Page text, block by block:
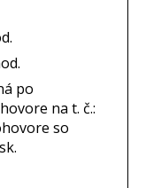
po
na t. č.:
so